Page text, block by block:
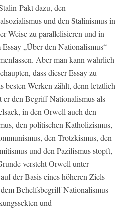
Pakt dazu, den
und den Stalinismus in
Weise zu parallelisieren und in
Essay „Über den Nationalismus“
Aber man kann wahrlich
dass dieser Essay zu
besten Werken zählt, denn letztlich
er den Begriff Nationalismus als
in den Orwell auch den
den politischen Katholizismus,
den Trotzkismus, den
und den Pazifismus stopft,
versteht Orwell unter
der Basis eines höheren Ziels
Behelfsbegriff Nationalismus
und